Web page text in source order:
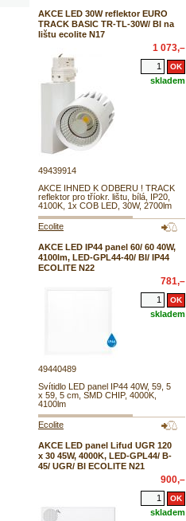
AKCE LED 30W reflektor EURO
TRACK BASIC TR-TL-30W/ BI na
lištu ecolite N17
1 073,–
skladem
49439914
AKCE IHNED K ODBERU ! TRACK
reflektor pro tříokr. lištu, bílá, IP20,
4100K, 1x COB LED, 30W, 2700lm
Ecolite
AKCE LED IP44 panel 60/ 60 40W,
4100lm, LED-GPL44-40/ BI/ IP44
ECOLITE N22
781,–
skladem
49440489
Svítidlo LED panel IP44 40W, 59, 5
x 59, 5 cm, SMD CHIP, 4000K,
4100lm
Ecolite
AKCE LED panel Lifud UGR 120
x 30 45W, 4000K, LED-GPL44/ B-
45/ UGR/ BI ECOLITE N21
900,–
skladem